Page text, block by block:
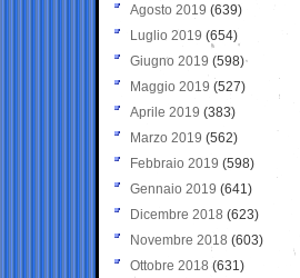
Agosto 2019 (639)
Luglio 2019 (654)
Giugno 2019 (598)
Maggio 2019 (527)
Aprile 2019 (383)
Marzo 2019 (562)
Febbraio 2019 (598)
Gennaio 2019 (641)
Dicembre 2018 (623)
Novembre 2018 (603)
Ottobre 2018 (631)